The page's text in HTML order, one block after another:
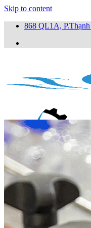
Skip to content
868 QL1A,